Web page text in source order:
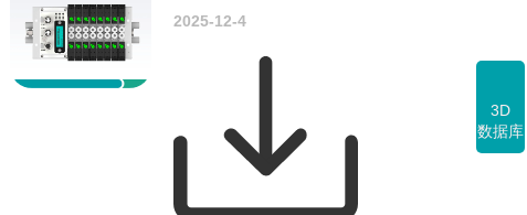
2025-12-4
3D
数据库